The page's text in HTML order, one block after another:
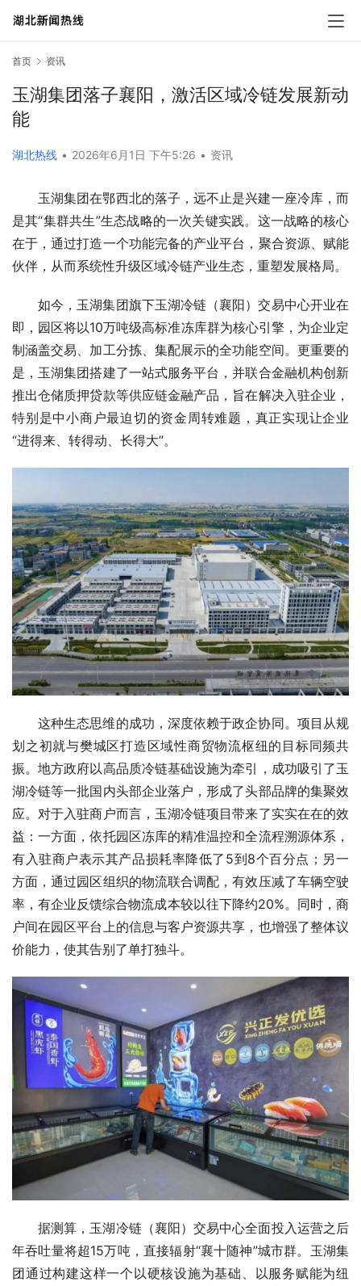
首页 资讯
玉湖集团落子襄阳，激活区域冷链发展新动
能
湖北热线 • 2026年6月1日 下午5:26 • 资讯
玉湖集团在鄂西北的落子，远不止是兴建一座冷库，而
是其“集群共生”生态战略的一次关键实践。这一战略的核心
在于，通过打造一个功能完备的产业平台，聚合资源、赋能
伙伴，从而系统性升级区域冷链产业生态，重塑发展格局。
如今，玉湖集团旗下玉湖冷链（襄阳）交易中心开业在
即，园区将以10万吨级高标准冻库群为核心引擎，为企业定
制涵盖交易、加工分拣、集配展示的全功能空间。更重要的
是，玉湖集团搭建了一站式服务平台，并联合金融机构创新
推出仓储质押贷款等供应链金融产品，旨在解决入驻企业，
特别是中小商户最迫切的资金周转难题，真正实现让企业
“进得来、转得动、长得大”。
这种生态思维的成功，深度依赖于政企协同。项目从规
划之初就与樊城区打造区域性商贸物流枢纽的目标同频共
振。地方政府以高品质冷链基础设施为牵引，成功吸引了玉
湖冷链等一批国内头部企业落户，形成了头部品牌的集聚效
应。对于入驻商户而言，玉湖冷链项目带来了实实在在的效
益：一方面，依托园区冻库的精准温控和全流程溯源体系，
有入驻商户表示其产品损耗率降低了5到8个百分点；另一
方面，通过园区组织的物流联合调配，有效压减了车辆空驶
率，有企业反馈综合物流成本较以往下降约20%。同时，商
户间在园区平台上的信息与客户资源共享，也增强了整体议
价能力，使其告别了单打独斗。
据测算，玉湖冷链（襄阳）交易中心全面投入运营之后
年吞吐量将超15万吨，直接辐射“襄十随神”城市群。玉湖集
团通过构建这样一个以硬核设施为基础、以服务赋能为纽